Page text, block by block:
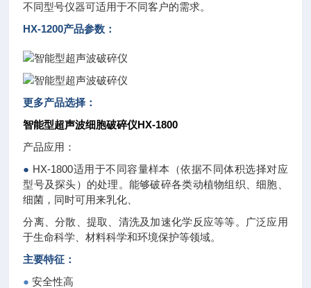
不同型号仪器可适用于不同客户的需求。
HX-1200产品参数：
更多产品选择：
智能型超声波细胞破碎仪HX-1800
产品应用：
● HX-1800适用于不同容量样本（依据不同体积选择对应
型号及探头）的处理。能够破碎各类动植物组织、细胞、
细菌，同时可用来乳化、
分离、分散、提取、清洗及加速化学反应等等。广泛应用
于生命科学、材料科学和环境保护等领域。
主要特征：
●安全性高